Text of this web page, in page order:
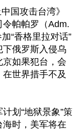
国攻击台湾》
帕帕罗（Adm.
“香格里拉对话”
俄罗斯入侵乌
如果犯台，会
世界措手不及
划“地狱景象”策
时，美军将在